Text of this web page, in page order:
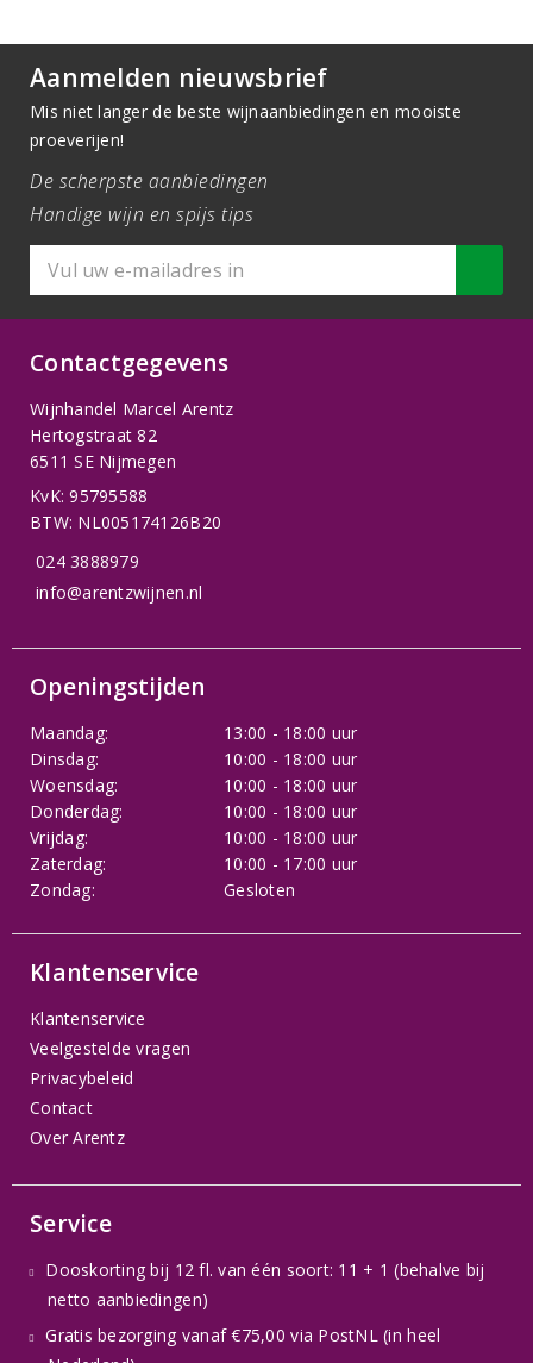
Aanmelden nieuwsbrief
Mis niet langer de beste wijnaanbiedingen en mooiste
proeverijen!
De scherpste aanbiedingen
Handige wijn en spijs tips
Contactgegevens
Wijnhandel Marcel Arentz
Hertogstraat 82
6511 SE Nijmegen
KvK: 95795588
BTW: NL005174126B20
024 3888979
info@arentzwijnen.nl
Openingstijden
Maandag:
13:00 - 18:00 uur
Dinsdag:
10:00 - 18:00 uur
Woensdag:
10:00 - 18:00 uur
Donderdag:
10:00 - 18:00 uur
Vrijdag:
10:00 - 18:00 uur
Zaterdag:
10:00 - 17:00 uur
Zondag:
Gesloten
Klantenservice
Klantenservice
Veelgestelde vragen
Privacybeleid
Contact
Over Arentz
Service
Dooskorting bij 12 fl. van één soort: 11 + 1 (behalve bij
netto aanbiedingen)
Gratis bezorging vanaf €75,00 via PostNL (in heel